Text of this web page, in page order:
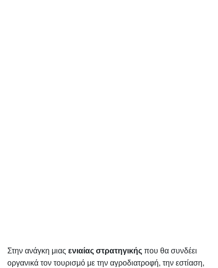
Στην ανάγκη μιας ενιαίας στρατηγικής που θα συνδέει
οργανικά τον τουρισμό με την αγροδιατροφή, την εστίαση,